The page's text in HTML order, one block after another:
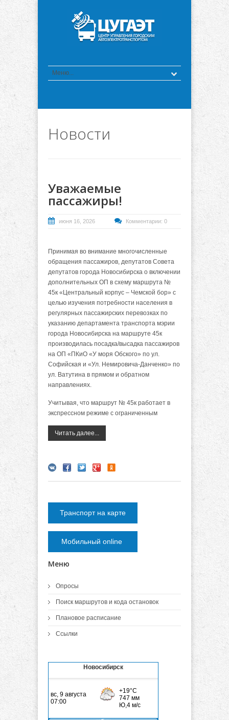
Новости
Уважаемые
пассажиры!
июня 16, 2026 Комментарии: 0
Принимая во внимание многочисленные
обращения пассажиров, депутатов Совета
депутатов города Новосибирска о включении
дополнительных ОП в схему маршрута №
45к «Центральный корпус – Чемской бор» с
целью изучения потребности населения в
регулярных пассажирских перевозках по
указанию департамента транспорта мэрии
города Новосибирска на маршруте 45к
производилась посадка/высадка пассажиров
на ОП «ПКиО «У моря Обского» по ул.
Софийская и «Ул. Немировича-Данченко» по
ул. Ватутина в прямом и обратном
направлениях.
Учитывая, что маршрут № 45к работает в
экспрессном режиме с ограниченным
Читать далее...
Транспорт на карте
Мобильный online
Меню
Опросы
Поиск маршрутов и кода остановок
Плановое расписание
Ссылки
Новосибирск